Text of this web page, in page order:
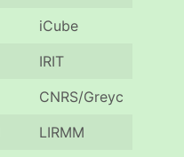
iCube
IRIT
CNRS/Greyc
LIRMM